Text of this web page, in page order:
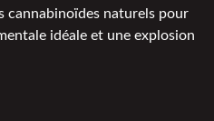
cannabinoïdes naturels pour
idéale et une explosion